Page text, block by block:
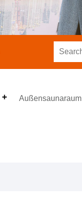
Außensaunaraum